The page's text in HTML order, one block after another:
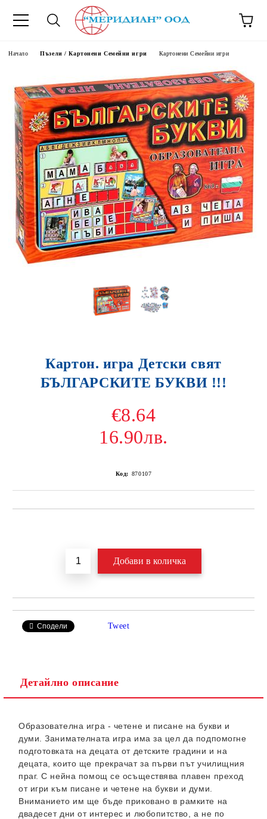
Начало Пъзели / Картонени Семейни игри Картонени Семейни игри
Картон. игра Детски свят
БЪЛГАРСКИТЕ БУКВИ !!!
€8.64
16.90лв.
Код: 870107
Сподели Tweet
Детайлно описание
Образователна игра - четене и писане на букви и
думи. Занимателната игра има за цел да подпомогне
подготовката на децата от детските градини и на
децата, които ще прекрачат за първи път училищния
праг. С нейна помощ се осъществява плавен преход
от игри към писане и четене на букви и думи.
Вниманието им ще бъде приковано в рамките на
двадесет дни от интерес и любопитство, а не по